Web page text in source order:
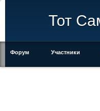
Тот
Форум Участники